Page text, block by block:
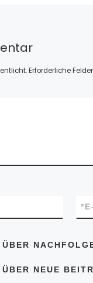
Erforderliche
*
NEUE